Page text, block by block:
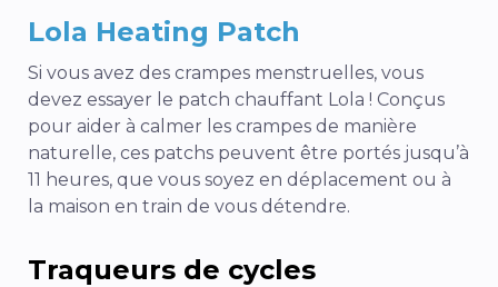
Lola Heating Patch
Si vous avez des crampes menstruelles, vous
devez essayer le patch chauffant Lola ! Conçus
pour aider à calmer les crampes de manière
naturelle, ces patchs peuvent être portés jusqu’à
11 heures, que vous soyez en déplacement ou à
la maison en train de vous détendre.
Traqueurs de cycles